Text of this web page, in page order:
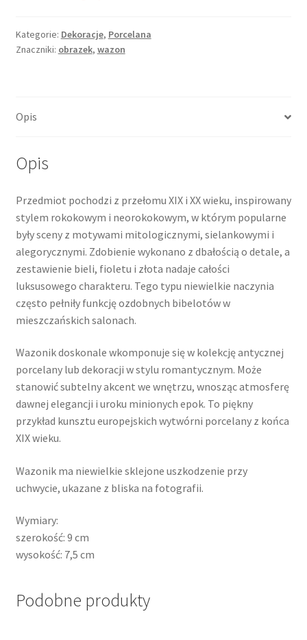
Kategorie: Dekoracje, Porcelana
Znaczniki: obrazek, wazon
Opis
Opis
Przedmiot pochodzi z przełomu XIX i XX wieku, inspirowany
stylem rokokowym i neorokokowym, w którym popularne
były sceny z motywami mitologicznymi, sielankowymi i
alegorycznymi. Zdobienie wykonano z dbałością o detale, a
zestawienie bieli, fioletu i złota nadaje całości
luksusowego charakteru. Tego typu niewielkie naczynia
często pełniły funkcję ozdobnych bibelotów w
mieszczańskich salonach.
Wazonik doskonale wkomponuje się w kolekcję antycznej
porcelany lub dekoracji w stylu romantycznym. Może
stanowić subtelny akcent we wnętrzu, wnosząc atmosferę
dawnej elegancji i uroku minionych epok. To piękny
przykład kunsztu europejskich wytwórni porcelany z końca
XIX wieku.
Wazonik ma niewielkie sklejone uszkodzenie przy
uchwycie, ukazane z bliska na fotografii.
Wymiary:
szerokość: 9 cm
wysokość: 7,5 cm
Podobne produkty